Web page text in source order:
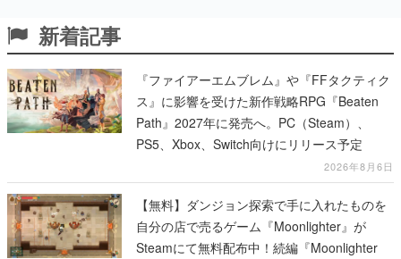
新着記事
『ファイアーエムブレム』や『FFタクティク
ス』に影響を受けた新作戦略RPG『Beaten
Path』2027年に発売へ。PC（Steam）、
PS5、Xbox、Switch向けにリリース予定
2026年8月6日
【無料】ダンジョン探索で手に入れたものを
自分の店で売るゲーム『Moonlighter』が
Steamにて無料配布中！続編『Moonlighter